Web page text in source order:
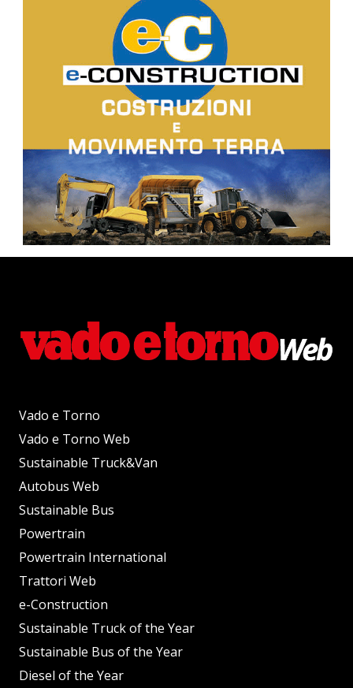
Vado e Torno
Vado e Torno Web
Sustainable Truck&Van
Autobus Web
Sustainable Bus
Powertrain
Powertrain International
Trattori Web
e-Construction
Sustainable Truck of the Year
Sustainable Bus of the Year
Diesel of the Year